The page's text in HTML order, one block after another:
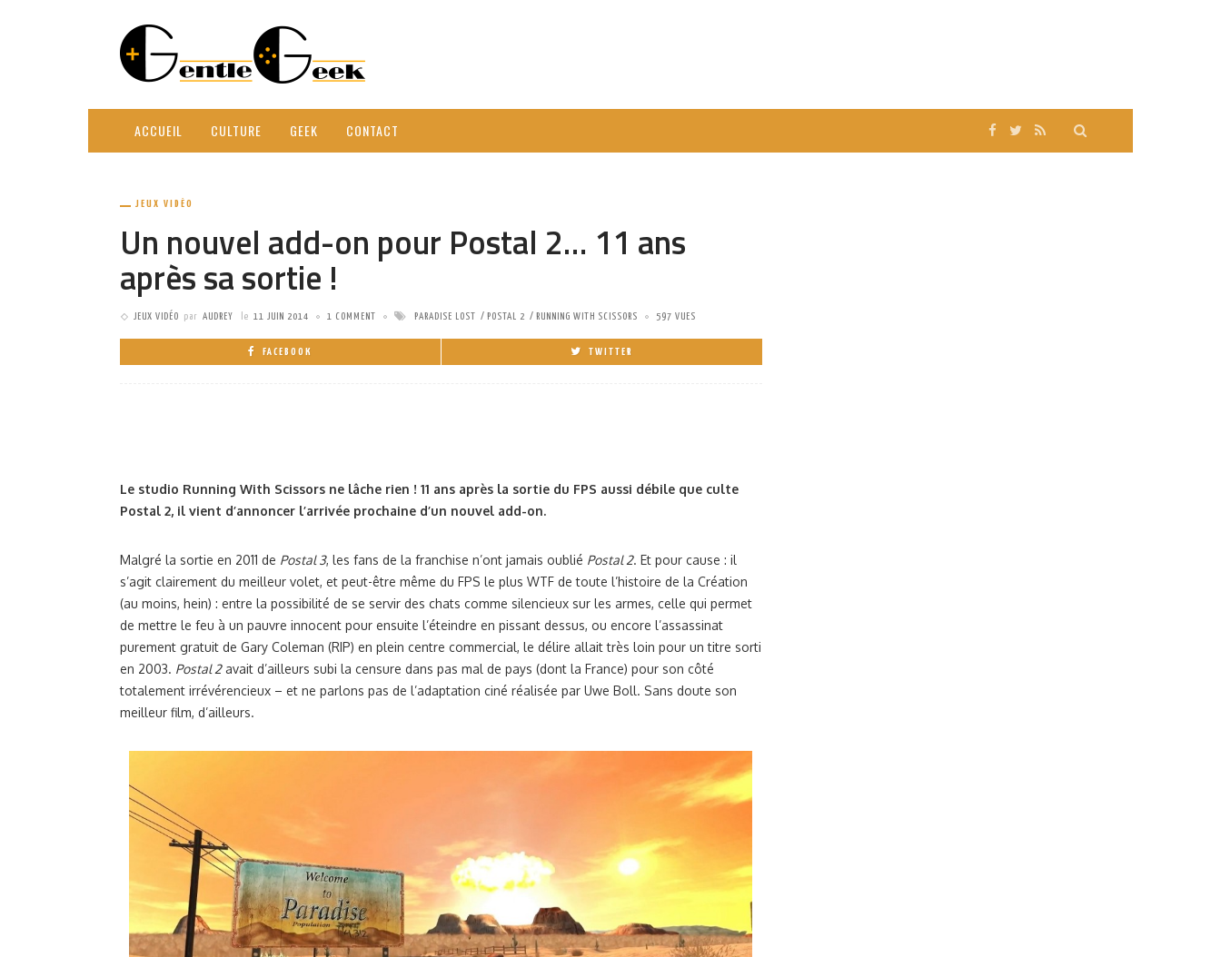
ACCUEIL CULTURE GEEK CONTACT
JEUX VIDÉO
Un nouvel add-on pour Postal 2… 11 ans
après sa sortie !
JEUX VIDÉO par AUDREY le 11 JUIN 2014 1 COMMENT PARADISE LOST POSTAL 2 RUNNING WITH SCISSORS 597 VUES
FACEBOOK TWITTER
Le studio Running With Scissors ne lâche rien ! 11 ans après la sortie du FPS aussi débile que culte
Postal 2, il vient d’annoncer l’arrivée prochaine d’un nouvel add-on.
Malgré la sortie en 2011 de Postal 3, les fans de la franchise n’ont jamais oublié Postal 2. Et pour cause : il
s’agit clairement du meilleur volet, et peut-être même du FPS le plus WTF de toute l’histoire de la Création
(au moins, hein) : entre la possibilité de se servir des chats comme silencieux sur les armes, celle qui permet
de mettre le feu à un pauvre innocent pour ensuite l’éteindre en pissant dessus, ou encore l’assassinat
purement gratuit de Gary Coleman (RIP) en plein centre commercial, le délire allait très loin pour un titre sorti
en 2003. Postal 2avait d’ailleurs subi la censure dans pas mal de pays (dont la France) pour son côté
totalement irrévérencieux – et ne parlons pas de l’adaptation ciné réalisée par Uwe Boll. Sans doute son
meilleur film, d’ailleurs.